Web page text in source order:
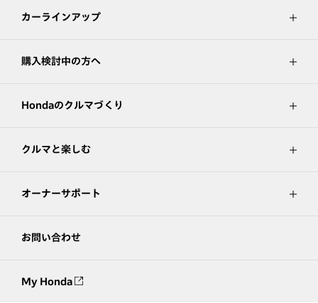
カーラインアップ
購入検討中の方へ
Hondaのクルマづくり
クルマと楽しむ
オーナーサポート
お問い合わせ
My Honda